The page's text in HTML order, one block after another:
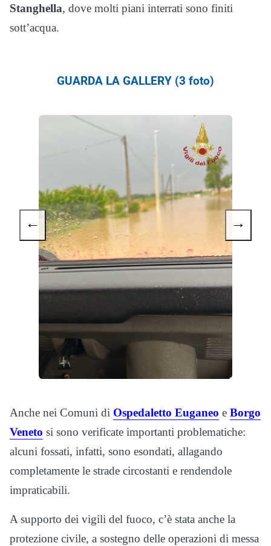
Stanghella, dove molti piani interrati sono finiti
sott’acqua.
GUARDA LA GALLERY (3 foto)
← →
Anche nei Comuni di Ospedaletto Euganeo e Borgo
Veneto si sono verificate importanti problematiche:
alcuni fossati, infatti, sono esondati, allagando
completamente le strade circostanti e rendendole
impraticabili.
A supporto dei vigili del fuoco, c’è stata anche la
protezione civile, a sostegno delle operazioni di messa